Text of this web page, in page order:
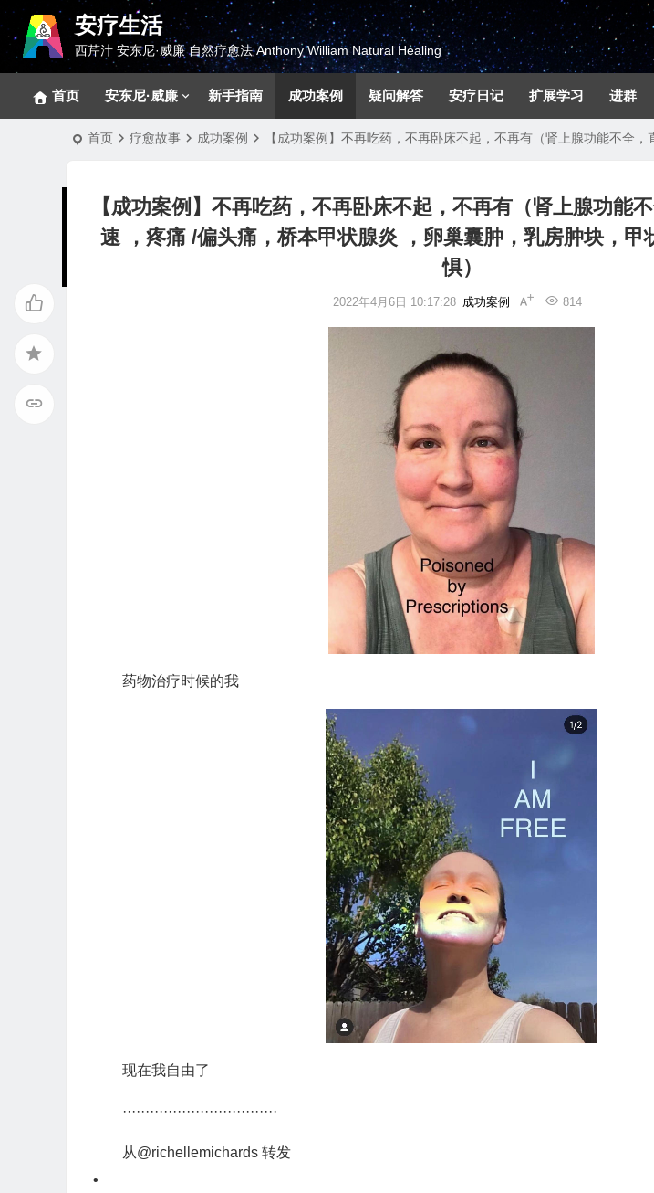
安疗生活
西芹汁 安东尼·威廉 自然疗愈法 Anthony William Natural Healing
首页 安东尼·威廉 新手指南 成功案例 疑问解答 安疗日记 扩展学习 进群
首页 疗愈故事 成功案例 【成功案例】不再吃药，不再卧床不起，不再有（肾上腺功能不全
【成功案例】不再吃药，不再卧床不起，不再有（肾上腺功能
速 ，疼痛 /偏头痛，桥本甲状腺炎 ，卵巢囊肿，乳房肿块，甲
惧）
2022年4月6日 10:17:28 成功案例 814
药物治疗时候的我
现在我自由了
··································
从@richellemichards 转发
•